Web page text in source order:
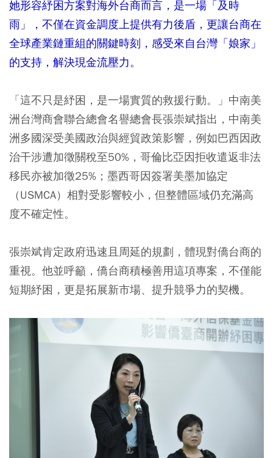
她形容紓困方案對海外台商而言，是一場「及時
雨」，不僅在資金調度上提供有力後盾，更讓台商在
全球產業鏈重組的關鍵時刻，感受來自台灣「娘家」
的支持，解決現金流壓力。
「這不只是紓困，是一場實質的救援行動。」中南美
洲台灣商會聯合總會名譽總會長張崇斌指出，中南美
洲多國深受美國政治與經貿政策影響，例如巴西因政
治干涉遭加徵關稅至50%，哥倫比亞因拒收遣返非法
移民亦被加徵25%；墨西哥因簽署美墨加協定
（USMCA）相對受影響較小，但整體區域仍充滿高
度不確定性。
張崇斌肯定政府迅速且周延的規劃，體現對僑台商的
重視。他並呼籲，僑台商積極善用這項專案，不僅能
短期紓困，更是拓展新市場、提升競爭力的契機。